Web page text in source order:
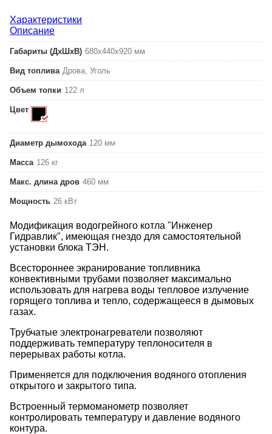
Характеристики
Описание
Габариты (ДхШхВ) 680х440х920 мм
Вид топлива Дрова, Уголь
Объем топки 122 л
Цвет
Диаметр дымохода 120 мм
Масса 126 кг
Макс. длина дров 460 мм
Мощность 26 кВт
Модификация водогрейного котла "Инженер
Гидравлик", имеющая гнездо для самостоятельной
установки блока ТЭН.
Всестороннее экранирование топливника
конвективными трубами позволяет максимально
использовать для нагрева воды тепловое излучение
горящего топлива и тепло, содержащееся в дымовых
газах.
Трубчатые электронагреватели позволяют
поддерживать температуру теплоносителя в
перерывах работы котла.
Применяется для подключения водяного отопления
открытого и закрытого типа.
Встроенный термоманометр позволяет
контролировать температуру и давление водяного
контура.